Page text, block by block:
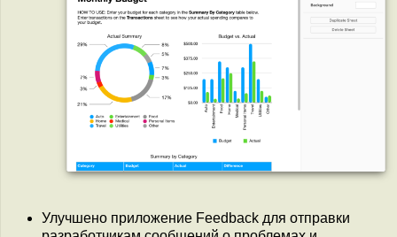
Улучшено приложение Feedback для отправки